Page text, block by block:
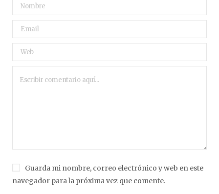
Guarda mi nombre, correo electrónico y web en este
navegador para la próxima vez que comente.